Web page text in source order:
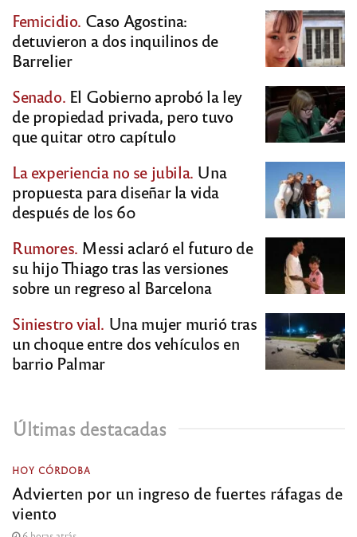
Femicidio. Caso Agostina:
detuvieron a dos inquilinos de
Barrelier
Senado. El Gobierno aprobó la ley
de propiedad privada, pero tuvo
que quitar otro capítulo
La experiencia no se jubila. Una
propuesta para diseñar la vida
después de los 60
Rumores. Messi aclaró el futuro de
su hijo Thiago tras las versiones
sobre un regreso al Barcelona
Siniestro vial. Una mujer murió tras
un choque entre dos vehículos en
barrio Palmar
Últimas destacadas
HOY CÓRDOBA
Advierten por un ingreso de fuertes ráfagas de
viento